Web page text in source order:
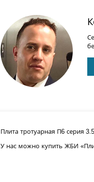
Плита тротуарная П6 серия
У нас можно купить ЖБИ